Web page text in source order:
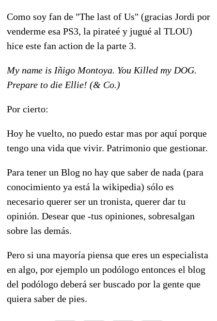
Como soy fan de "The last of Us" (gracias Jordi por
venderme esa PS3, la pirateé y jugué al TLOU)
hice este fan action de la parte 3.
My name is Iñigo Montoya. You Killed my DOG.
Prepare to die Ellie! (& Co.)
Por cierto:
Hoy he vuelto, no puedo estar mas por aquí porque
tengo una vida que vivir. Patrimonio que gestionar.
Para tener un Blog no hay que saber de nada (para
conocimiento ya está la wikipedia) sólo es
necesario querer ser un tronista, querer dar tu
opinión. Desear que -tus opiniones, sobresalgan
sobre las demás.
Pero si una mayoría piensa que eres un especialista
en algo, por ejemplo un podólogo entonces el blog
del podólogo deberá ser buscado por la gente que
quiera saber de pies.